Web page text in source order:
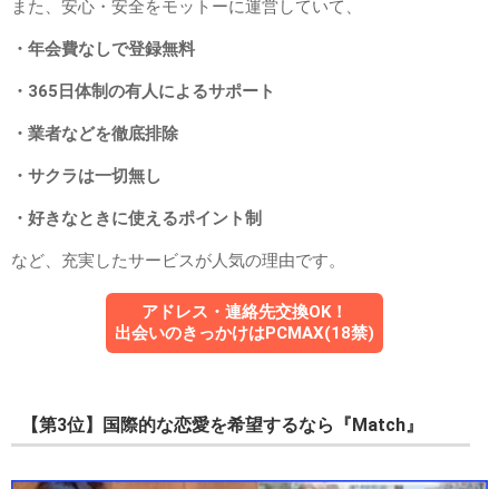
また、安心・安全をモットーに運営していて、
・年会費なしで登録無料
・365日体制の有人によるサポート
・業者などを徹底排除
・サクラは一切無し
・好きなときに使えるポイント制
など、充実したサービスが人気の理由です。
アドレス・連絡先交換OK！
出会いのきっかけはPCMAX(18禁)
【第3位】国際的な恋愛を希望するなら『Match』